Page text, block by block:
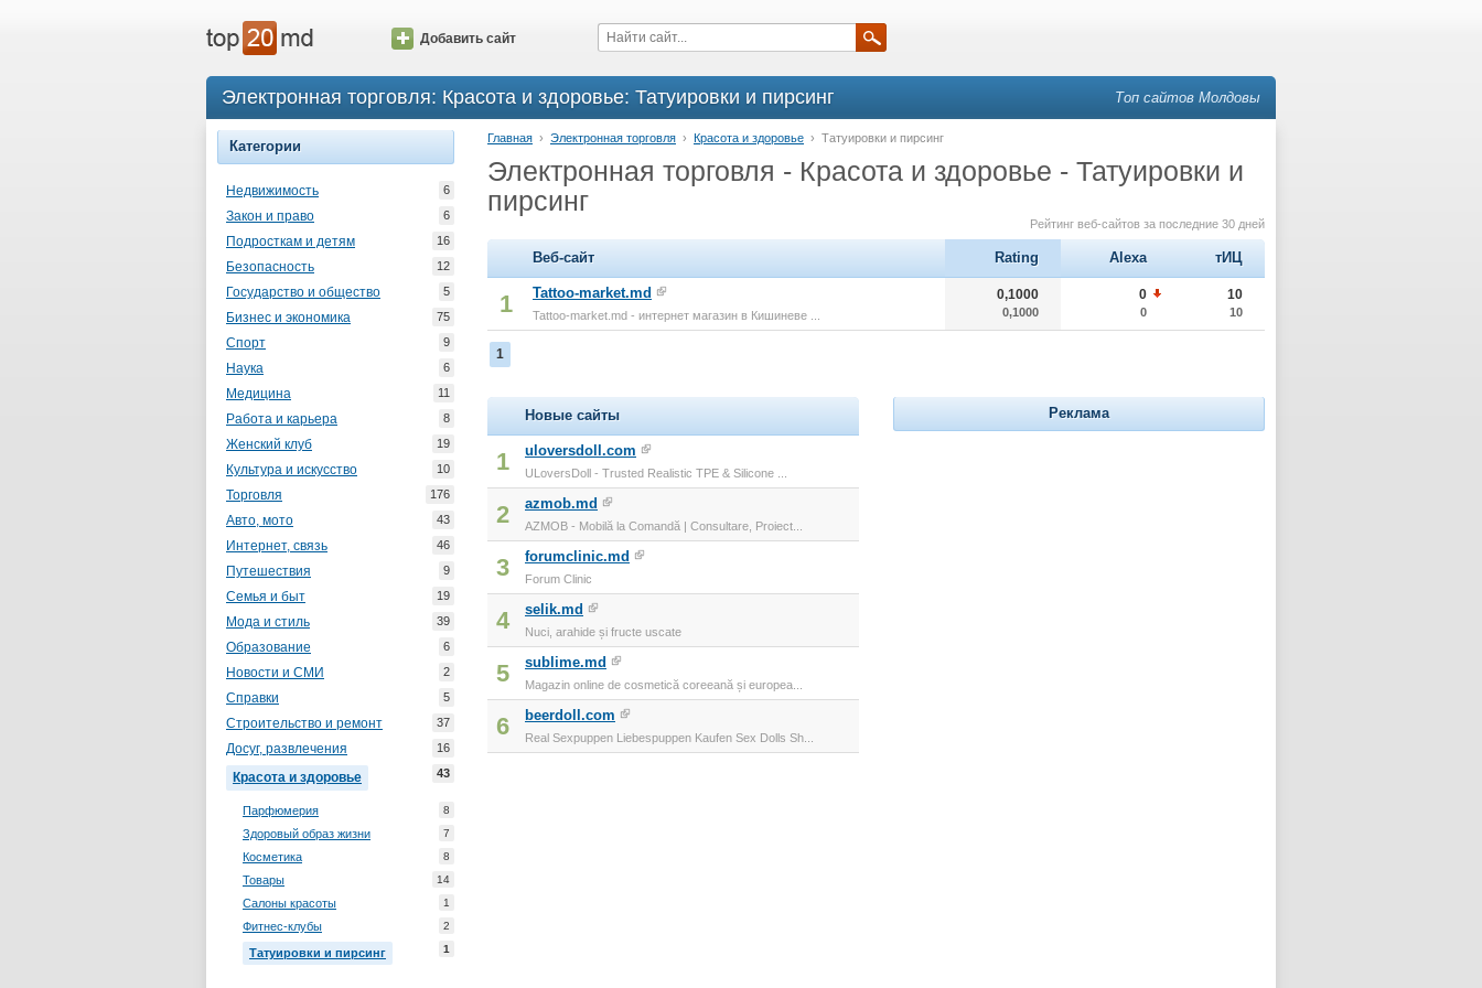
Добавить сайт
Электронная торговля: Красота и здоровье: Татуировки и пирсинг Топ сайтов Молдовы
Категории
Недвижимость 6
Закон и право 6
Подросткам и детям 16
Безопасность 12
Государство и общество 5
Бизнес и экономика 75
Спорт 9
Наука 6
Медицина 11
Работа и карьера 8
Женский клуб 19
Культура и искусство 10
Торговля 176
Авто, мото 43
Интернет, связь 46
Путешествия 9
Семья и быт 19
Мода и стиль 39
Образование 6
Новости и СМИ 2
Справки 5
Строительство и ремонт 37
Досуг, развлечения 16
Красота и здоровье 43
Парфюмерия 8
Здоровый образ жизни 7
Косметика 8
Товары 14
Салоны красоты 1
Фитнес-клубы 2
Татуировки и пирсинг 1
Главная › Электронная торговля › Красота и здоровье › Татуировки и пирсинг
Электронная торговля - Красота и здоровье - Татуировки и
пирсинг
Рейтинг веб-сайтов за последние 30 дней
Веб-сайт Rating Alexa тИЦ
1 Tattoo-market.md
Tattoo-market.md - интернет магазин в Кишиневе ...
0,1000
0,1000
0
0
10
10
1
Новые сайты
1 uloversdoll.com
ULoversDoll - Trusted Realistic TPE & Silicone ...
2 azmob.md
AZMOB - Mobilă la Comandă | Consultare, Proiect...
3 forumclinic.md
Forum Clinic
4 selik.md
Nuci, arahide și fructe uscate
5 sublime.md
Magazin online de cosmetică coreeană și europea...
6 beerdoll.com
Real Sexpuppen Liebespuppen Kaufen Sex Dolls Sh...
Реклама